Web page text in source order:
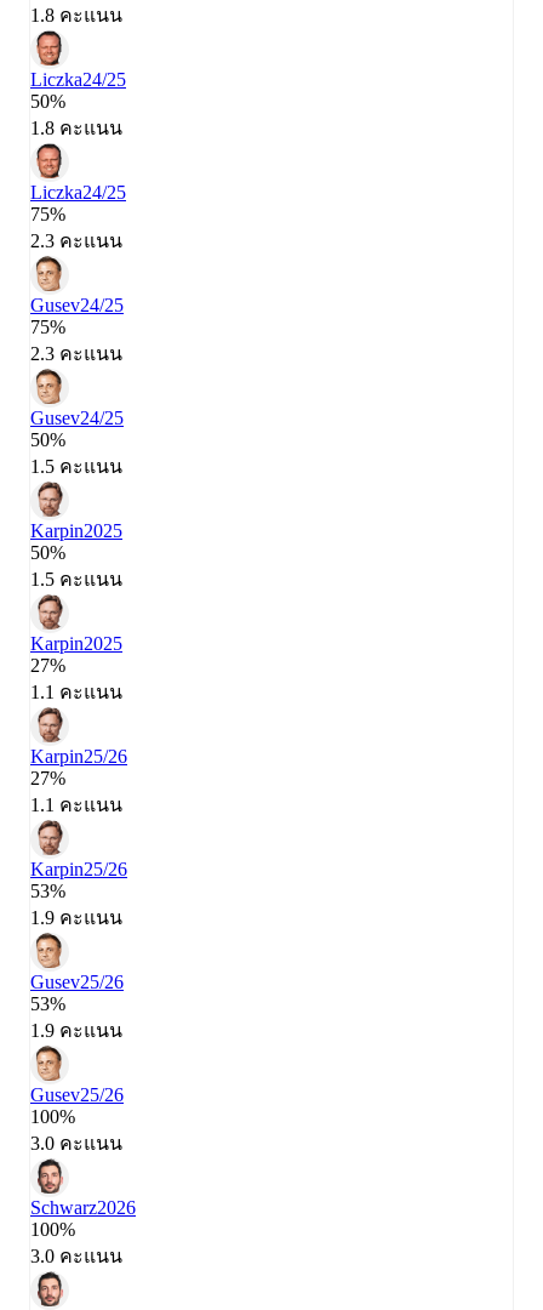
1.8 คะแนน
Liczka24/25
50%
1.8 คะแนน
Liczka24/25
75%
2.3 คะแนน
Gusev24/25
75%
2.3 คะแนน
Gusev24/25
50%
1.5 คะแนน
Karpin2025
50%
1.5 คะแนน
Karpin2025
27%
1.1 คะแนน
Karpin25/26
27%
1.1 คะแนน
Karpin25/26
53%
1.9 คะแนน
Gusev25/26
53%
1.9 คะแนน
Gusev25/26
100%
3.0 คะแนน
Schwarz2026
100%
3.0 คะแนน